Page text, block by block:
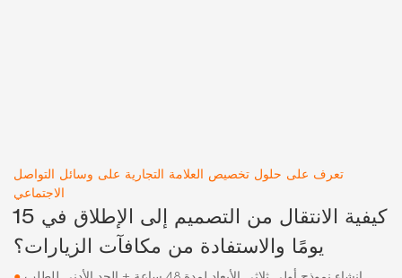
تعرف على حلول تخصيص العلامة التجارية على وسائل التواصل
الاجتماعي
كيفية الانتقال من التصميم إلى الإطلاق في 15
يومًا والاستفادة من مكافآت الزيارات؟